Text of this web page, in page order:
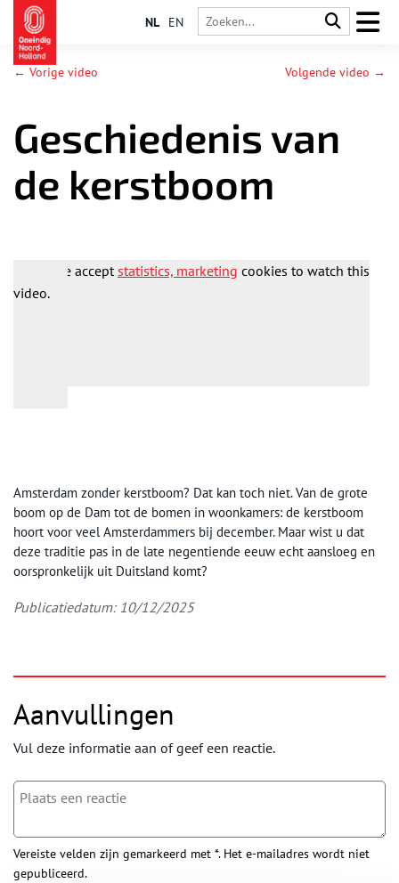
NL EN
← Vorige video Volgende video →
Geschiedenis van
de kerstboom
Please acceptstatistics, marketing cookies to watch this
video.
Amsterdam zonder kerstboom? Dat kan toch niet. Van de grote
boom op de Dam tot de bomen in woonkamers: de kerstboom
hoort voor veel Amsterdammers bij december. Maar wist u dat
deze traditie pas in de late negentiende eeuw echt aansloeg en
oorspronkelijk uit Duitsland komt?
Publicatiedatum: 10/12/2025
Aanvullingen
Vul deze informatie aan of geef een reactie.
Vereiste velden zijn gemarkeerd met *. Het e-mailadres wordt niet
gepubliceerd.